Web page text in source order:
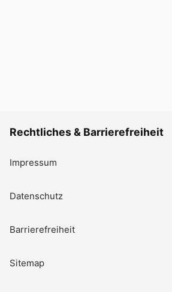
Rechtliches & Barrierefreiheit
Impressum
Datenschutz
Barrierefreiheit
Sitemap